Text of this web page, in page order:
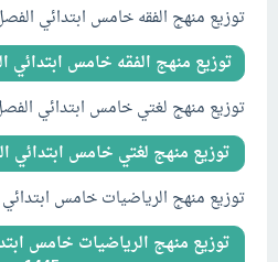
توزيع منهج الفقه خامس ابتدائي الفصل
توزيع منهج الفقه خامس ابتدائي
توزيع منهج لغتي خامس ابتدائي الفصل
توزيع منهج لغتي خامس ابتدائي
توزيع منهج الرياضيات خامس ابتدائي